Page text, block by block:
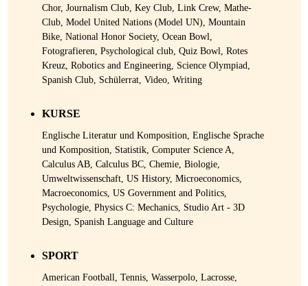
Chor, Journalism Club, Key Club, Link Crew, Mathe-
Club, Model United Nations (Model UN), Mountain
Bike, National Honor Society, Ocean Bowl,
Fotografieren, Psychological club, Quiz Bowl, Rotes
Kreuz, Robotics and Engineering, Science Olympiad,
Spanish Club, Schülerrat, Video, Writing
KURSE
Englische Literatur und Komposition, Englische Sprache
und Komposition, Statistik, Computer Science A,
Calculus AB, Calculus BC, Chemie, Biologie,
Umweltwissenschaft, US History, Microeconomics,
Macroeconomics, US Government and Politics,
Psychologie, Physics C: Mechanics, Studio Art - 3D
Design, Spanish Language and Culture
SPORT
American Football, Tennis, Wasserpolo, Lacrosse,